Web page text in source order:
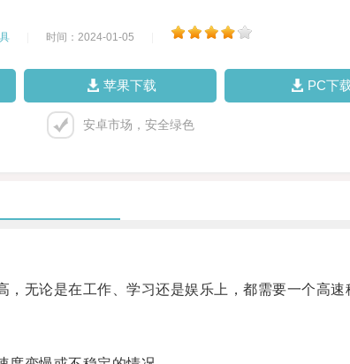
时间：2024-01-05
苹果下载 PC下
安卓市场，安全绿色
论是在工作、学习还是娱乐上，都需要一个高速